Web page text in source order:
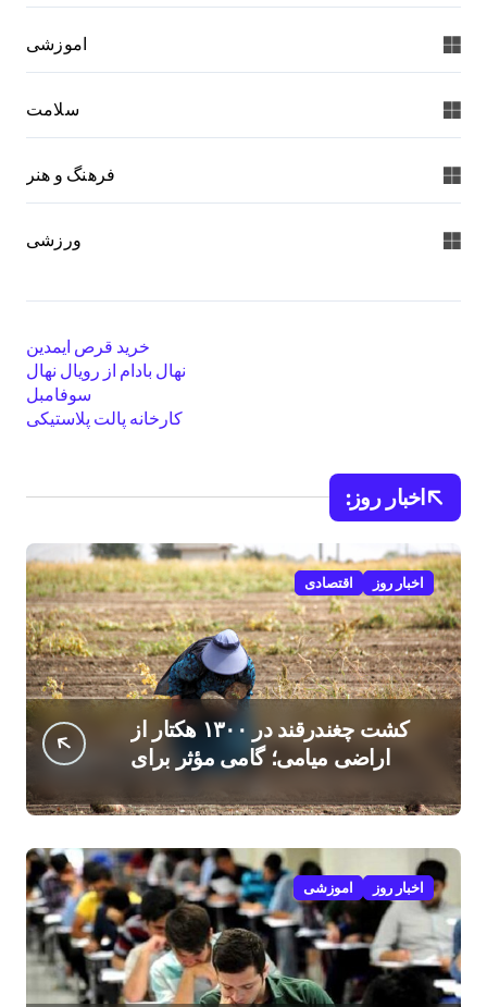
اموزشی
سلامت
فرهنگ و هنر
ورزشی
خرید قرص ایمدین
نهال بادام از رویال نهال
سوفامبل
کارخانه پالت پلاستیکی
اخبار روز:
اخبار روز اقتصادی
کشت چغندرقند در ۱۳۰۰ هکتار از
اراضی میامی؛ گامی مؤثر برای
افزایش درآمد کشاورزان
اخبار روز اموزشی